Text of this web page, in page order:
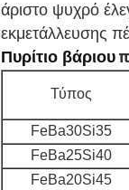
άριστο ψυχρό
εκμετάλλευσης
Πυρίτιο βάριου
Τύπος
FeBa30Si35
FeBa25Si40
FeBa20Si45